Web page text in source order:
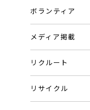
ボランティア
メディア掲載
リクルート
リサイクル